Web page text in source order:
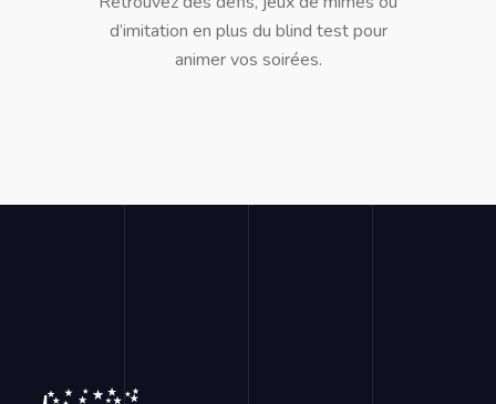
d’imitation en plus du blind test pour
animer vos soirées.